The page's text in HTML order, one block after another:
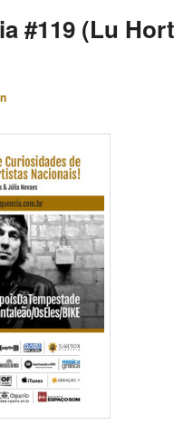
#119 (Lu